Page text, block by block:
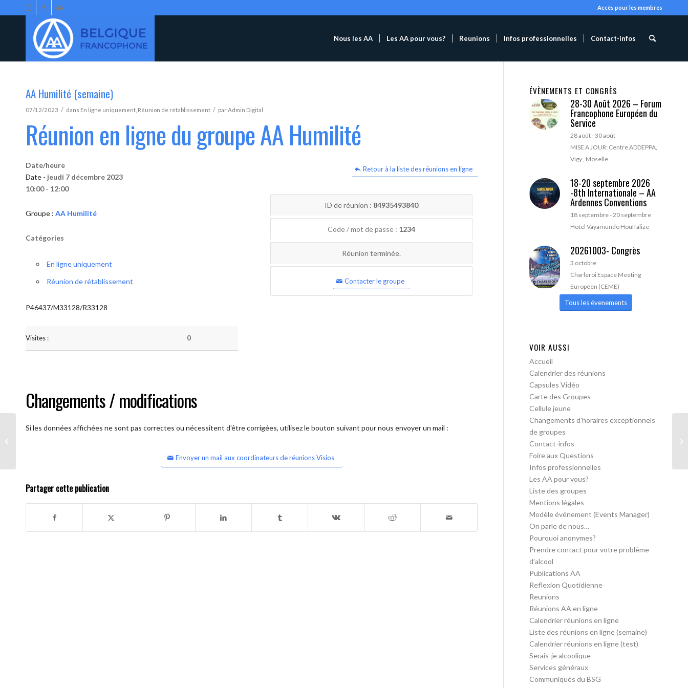
Accès pour les membres
Nous les AA Les AA pour vous? Reunions Infos professionnelles Contact-infos
AA Humilité (semaine)
07/12/2023 / dans En ligne uniquement Réunion de rétablissement / parAdmin Digital
Réunion en ligne du groupe AA Humilité
Retour à la liste des réunions en ligne
Date/heure
Date - jeudi 7 décembre 2023
10:00 - 12:00
Groupe : AA Humilité
Catégories
En ligne uniquement
Réunion de rétablissement
P46437/M33128/R33128
Visites : 0
ID de réunion : 84935493840
Code / mot de passe : 1234
Réunion terminée.
Contacter le groupe
Changements / modifications
Si les données affichées ne sont pas correctes ou nécessitent d'être corrigées, utilisez le bouton suivant pour nous envoyer un mail :
Envoyer un mail aux coordinateurs de réunions Visios
Partager cette publication
ÉVÈNEMENTS ET CONGRÈS
28-30 Août 2026 – Forum
Francophone Européen du
Service
28 août-30 août
MISE A JOUR: Centre ADDEPPA,
Vigy , Moselle
18-20 septembre 2026
-8th Internationale – AA
Ardennes Conventions
18 septembre-20 septembre
Hotel Vayamundo Houffalize
20261003- Congrès
3 octobre
Charleroi Espace Meeting
Européen (CEME)
Tous les évenements
VOIR AUSSI
Accueil
Calendrier des réunions
Capsules Vidéo
Carte des Groupes
Cellule jeune
Changements d’horaires exceptionnels
de groupes
Contact-infos
Foire aux Questions
Infos professionnelles
Les AA pour vous?
Liste des groupes
Mentions légales
Modèle événement (Events Manager)
On parle de nous…
Pourquoi anonymes?
Prendre contact pour votre problème
d’alcool
Publications AA
Reflexion Quotidienne
Reunions
Réunions AA en ligne
Calendrier réunions en ligne
Liste des réunions en ligne (semaine)
Calendrier réunions en ligne (test)
Serais-je alcoolique
Services généraux
Communiqués du BSG